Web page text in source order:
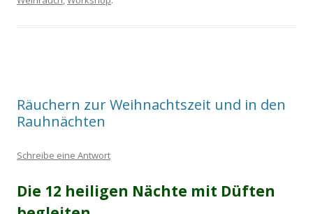
Räuchern zur Weihnachtszeit und in den
Rauhnächten
Schreibe eine Antwort
Die 12 heiligen Nächte mit Düften